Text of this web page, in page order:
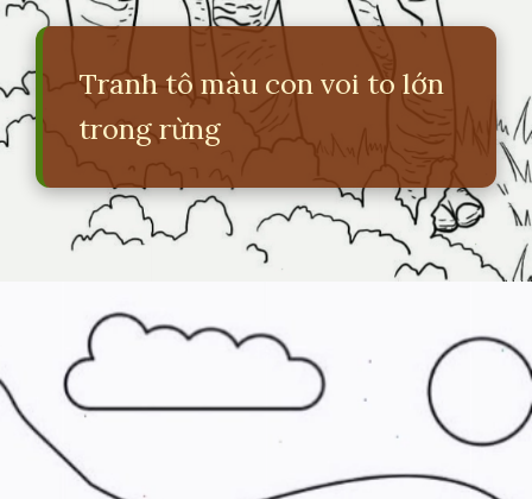
Tranh tô màu con voi to lớn
trong rừng
Đang mở